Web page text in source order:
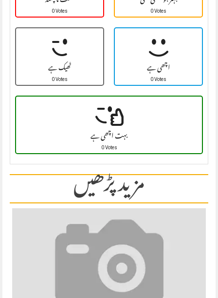
0 Votes 0 Votes
ٹھیک ہے
0 Votes اچھی ہے
0 Votes
بہت اچھی ہے
0 Votes
مزید پڑھیں